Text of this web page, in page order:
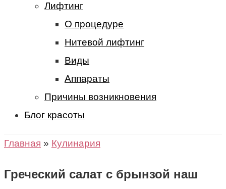
Лифтинг
О процедуре
Нитевой лифтинг
Виды
Аппараты
Причины возникновения
Блог красоты
Главная » Кулинария
Греческий салат с брынзой наш